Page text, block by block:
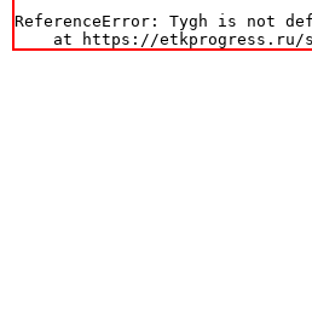
ReferenceError: Tygh is not
at https://